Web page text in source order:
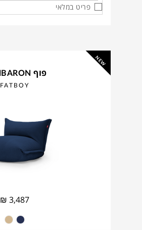
פריט במלאי
NEW
פוף BONBARON
FATBOY
₪ 3,487